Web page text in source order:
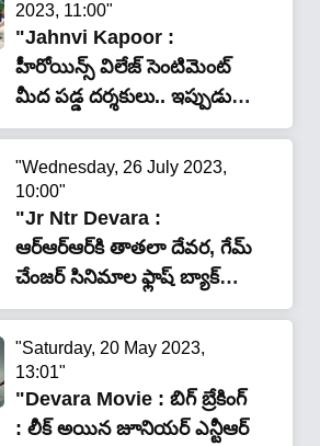
2023, 11:00"
"Jahnvi Kapoor :
హీరోయిన్స్‌ విలేజ్ సెంటిమెంట్
మీద ప‌డ్డ ద‌ర్శ‌కులు.. ఇప్పుడు
దేవ‌ర మూవీలో కూడా..!"
"Wednesday, 26 July 2023,
10:00"
"Jr Ntr Devara :
ఆర్ఆర్ఆర్‌కి తాతలా దేవర, గేమ్
చేంజర్ సినిమాల ఫ్లాష్ బ్యాక్
ఎపిసోడ్స్.. ఎన్టీఆర్, రామ్ చరణ్
అభిమానులకు మళ్లీ పండగే"
"Saturday, 20 May 2023,
13:01"
"Devara Movie : బిగ్ బ్రేకింగ్
: లీక్ అయిన జూనియర్ ఎన్టీఆర్